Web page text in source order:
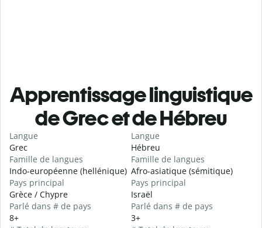
Apprentissage linguistique
de Grec et de Hébreu
Langue
Grec
Famille de langues
Indo-européenne (hellénique)
Pays principal
Grèce / Chypre
Parlé dans # de pays
8+
Langue
Hébreu
Famille de langues
Afro-asiatique (sémitique)
Pays principal
Israël
Parlé dans # de pays
3+